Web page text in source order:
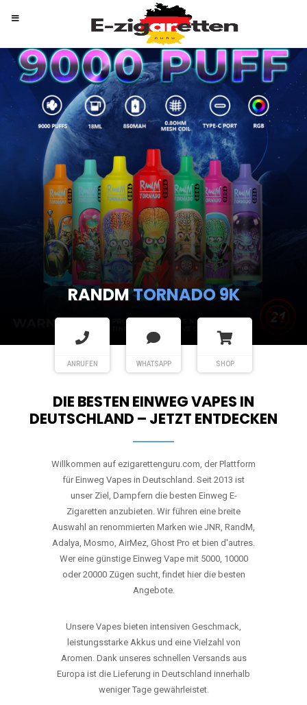
RANDMTORNADO 9K
ANRUFEN WHATSAPP SHOP
DIE BESTEN EINWEG VAPES IN
DEUTSCHLAND – JETZT ENTDECKEN
Willkommen auf ezigarettenguru.com, der Plattform
für Einweg Vapes in Deutschland. Seit 2013 ist
unser Ziel, Dampfern die besten Einweg E-
Zigaretten anzubieten. Wir führen eine breite
Auswahl an renommierten Marken wie JNR, RandM,
Adalya, Mosmo, AirMez, Ghost Pro et bien d'autres.
Wer eine günstige Einweg Vape mit 5000, 10000
oder 20000 Zügen sucht, findet hier die besten
Angebote.
Unsere Vapes bieten intensiven Geschmack,
leistungsstarke Akkus und eine Vielzahl von
Aromen. Dank unseres schnellen Versands aus
Europa ist die Lieferung in Deutschland innerhalb
weniger Tage gewährleistet.